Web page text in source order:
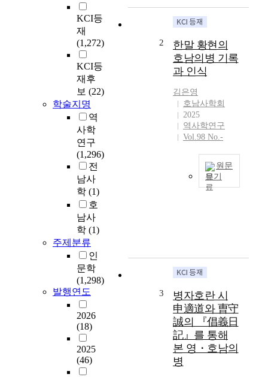
KCI등
재
(1,272)
KCI등
재후
보 (22)
학술지명
역
사학
연구
(1,296)
전
남사
학 (1)
호
남사
학 (1)
주제분류
인
문학
(1,298)
발행연도
2026
(18)
2025
(46)
(國難)시기에 호남
활동의 양상이나 경
향 등을 여러 가지
로 분석해내는 연구
하였다. 그런데
『호남절의록』의
기사 내용 중에는
사실과는 다른 잘못
것으로 의심된다.
『호남절의록』의
사료 가치를 검토하
기 위한 방법으로는
바 5난사에 관련된
인물들이 얼마나 누
락없이 수록되었는
가?”라는 문제에 초
점을 두고 연구를
수행하였다. 방법으
론 이른바 5난사중
의 몇 사건에 관해
출판된 몇 자료들에
2
한말 황현의
호남의병 기록
과 인식
김은영
호남사학회
2025
역사학연구
Vol.98 No.-
원문
보기
3
병자호란 시
申適道와 曺守
誠의 『倡義日
記』를 통해
본 영・호남의
병